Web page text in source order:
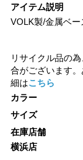
アイテム説明
VOLK製/金属ベ
リサイクル品の
合がございます
細はこちら
カラー
サイズ
在庫店舗
横浜店